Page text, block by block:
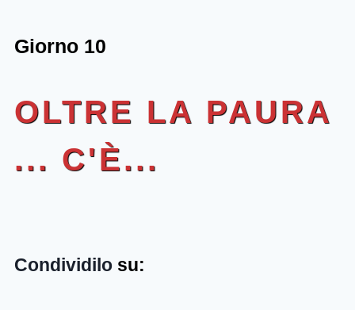
Giorno 10
OLTRE LA PAURA
... C'È...
Condividilo su: